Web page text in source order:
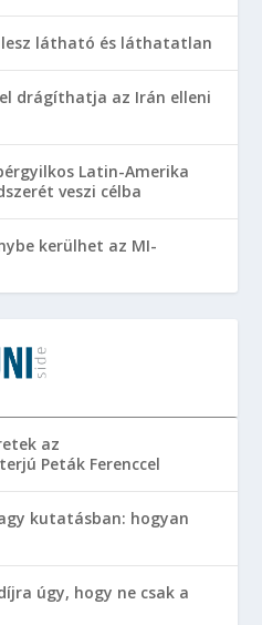
lesz látható és láthatatlan
drágíthatja az Irán elleni
Latin-Amerika
veszi célba
kerülhet az MI-
az
Peták Ferenccel
kutatásban: hogyan
úgy, hogy ne csak a